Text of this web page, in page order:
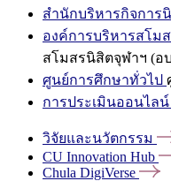
สำนักบริหารกิจการ
องค์การบริหารสโม
สโมสรนิสิตจุฬาฯ (อ
ศูนย์การศึกษาทั่วไป
การประเมินออนไลน์
วิจัยและนวัตกรรม
CU Innovation Hub
Chula DigiVerse